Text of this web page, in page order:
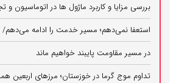
بررسی مزایا و کاربرد ماژول ها در اتوماسیون و
استعفا نمی‌دهم؛ مسیر خدمت را ادامه می‌دهم/
در مسیر مقاومت پایبند خواهیم ماند
تداوم موج گرما در خوزستان؛ مرزهای اربعین